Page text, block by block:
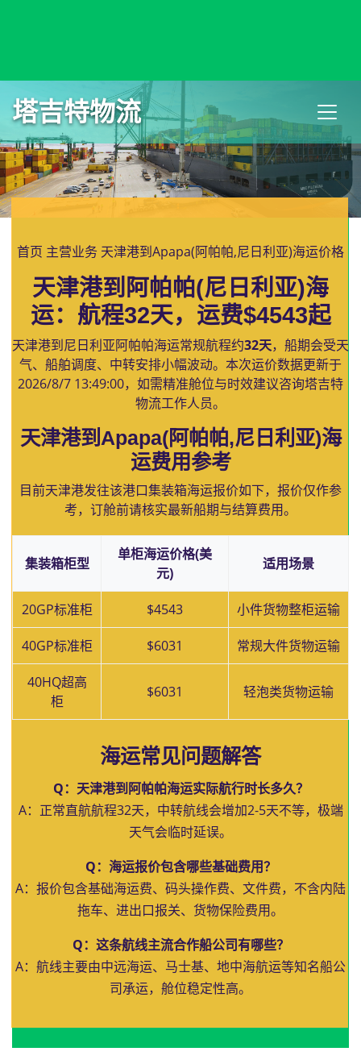
塔吉特物流
首页 主营业务 天津港到Apapa(阿帕帕,尼日利亚)海运价格
天津港到阿帕帕(尼日利亚)海
运：航程32天，运费$4543起
天津港到尼日利亚阿帕帕海运常规航程约32天，船期会受天
气、船舶调度、中转安排小幅波动。本次运价数据更新于
2026/8/7 13:49:00，如需精准舱位与时效建议咨询塔吉特
物流工作人员。
天津港到Apapa(阿帕帕,尼日利亚)海
运费用参考
目前天津港发往该港口集装箱海运报价如下，报价仅作参
考，订舱前请核实最新船期与结算费用。
集装箱柜型
单柜海运价格(美
元)
适用场景
20GP标准柜 $4543 小件货物整柜运输
40GP标准柜 $6031 常规大件货物运输
40HQ超高
柜
$6031 轻泡类货物运输
海运常见问题解答
Q：天津港到阿帕帕海运实际航行时长多久？
A：正常直航航程32天，中转航线会增加2-5天不等，极端
天气会临时延误。
Q：海运报价包含哪些基础费用？
A：报价包含基础海运费、码头操作费、文件费，不含内陆
拖车、进出口报关、货物保险费用。
Q：这条航线主流合作船公司有哪些？
A：航线主要由中远海运、马士基、地中海航运等知名船公
司承运，舱位稳定性高。